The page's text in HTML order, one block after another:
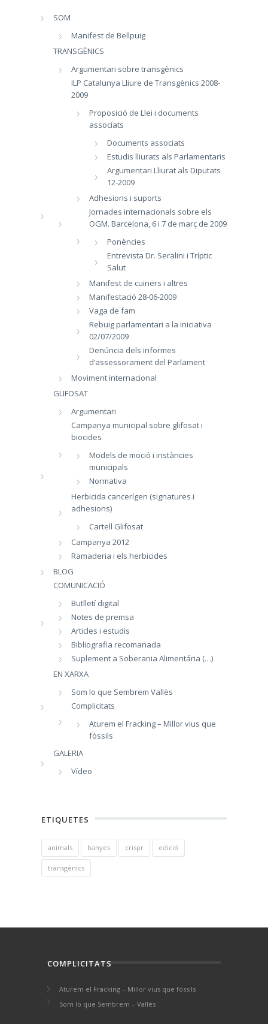
SOM
Manifest de Bellpuig
TRANSGÈNICS
Argumentari sobre transgènics
ILP Catalunya Lliure de Transgènics 2008-
2009
Proposició de Llei i documents
associats
Documents associats
Estudis lliurats als Parlamentaris
Argumentari Lliurat als Diputats
12-2009
Adhesions i suports
Jornades internacionals sobre els
OGM. Barcelona, 6 i 7 de març de 2009
Ponències
Entrevista Dr. Seralini i Tríptic
Salut
Manifest de cuiners i altres
Manifestació 28-06-2009
Vaga de fam
Rebuig parlamentari a la iniciativa
02/07/2009
Denúncia dels informes
d’assessorament del Parlament
Moviment internacional
GLIFOSAT
Argumentari
Campanya municipal sobre glifosat i
biocides
Models de moció i instàncies
municipals
Normativa
Herbicida cancerígen (signatures i
adhesions)
Cartell Glifosat
Campanya 2012
Ramaderia i els herbicides
BLOG
COMUNICACIÓ
Butlletí digital
Notes de premsa
Articles i estudis
Bibliografia recomanada
Suplement a Soberania Alimentária (…)
EN XARXA
Som lo que Sembrem Vallès
Complicitats
Aturem el Fracking – Millor vius que
fòssils
GALERIA
Vídeo
ETIQUETES
animals banyes crispr edició
transgènics
COMPLICITATS
Aturem el Fracking – Millor vius que fòssils
Som lo que Sembrem – Vallès